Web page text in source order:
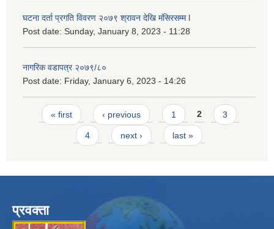
घटना दर्ता प्रगति विवरण २०७९ श्रावन देखि मंसिरसम्म l
Post date: Sunday, January 8, 2023 - 11:28
नागरिक वडापत्र २०७९/८०
Post date: Friday, January 6, 2023 - 14:26
Pages
« first ‹ previous 1 2 3
4 next › last »
प्रवक्ता